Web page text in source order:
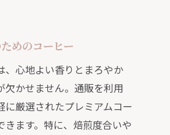
めのコーヒー
、心地よい香りとまろやか
欠かせません。通販を利用
に厳選されたプレミアムコー
きます。特に、焙煎度合いや